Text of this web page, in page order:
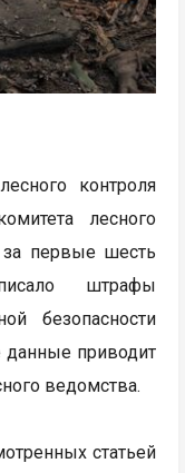
контроля
лесного
за первые шесть
штрафы
безопасности
данные приводит
ведомства.
статьей